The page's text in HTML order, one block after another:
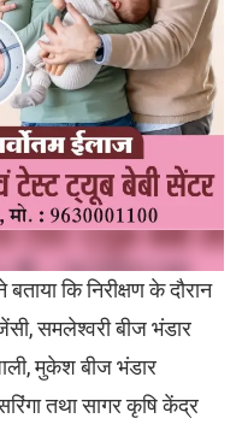
कि निरीक्षण के दौरान
समलेश्वरी बीज भंडार
मुकेश बीज भंडार
तथा सागर कृषि केंद्र